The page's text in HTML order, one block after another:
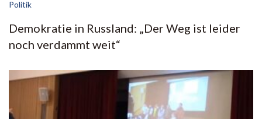
Politik
Demokratie in Russland: „Der Weg ist leider
noch verdammt weit“